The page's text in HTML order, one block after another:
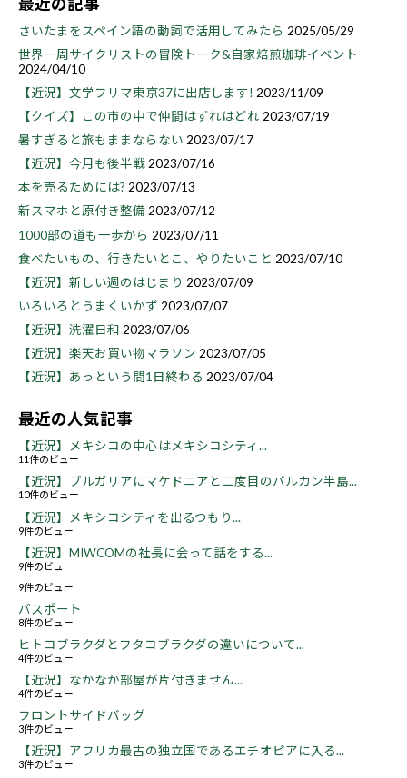
さいたまをスペイン語の動詞で活用してみたら 2025/05/29
世界一周サイクリストの冒険トーク&自家焙煎珈琲イベント
2024/04/10
【近況】文学フリマ東京37に出店します! 2023/11/09
【クイズ】この市の中で仲間はずれはどれ 2023/07/19
暑すぎると旅もままならない 2023/07/17
【近況】今月も後半戦 2023/07/16
本を売るためには? 2023/07/13
新スマホと原付き整備2023/07/12
1000部の道も一歩から 2023/07/11
食べたいもの、行きたいとこ、やりたいこと 2023/07/10
【近況】新しい週のはじまり 2023/07/09
いろいろとうまくいかず 2023/07/07
【近況】洗濯日和 2023/07/06
【近況】楽天お買い物マラソン 2023/07/05
【近況】あっという間1日終わる 2023/07/04
最近の人気記事
【近況】メキシコの中心はメキシコシティ...
11件のビュー
【近況】ブルガリアにマケドニアと二度目のバルカン半島...
10件のビュー
【近況】メキシコシティを出るつもり...
9件のビュー
【近況】MIWCOMの社長に会って話をする...
9件のビュー
9件のビュー
パスポート
8件のビュー
ヒトコブラクダとフタコブラクダの違いについて...
4件のビュー
【近況】なかなか部屋が片付きません...
4件のビュー
フロントサイドバッグ
3件のビュー
【近況】アフリカ最古の独立国であるエチオピアに入る...
3件のビュー